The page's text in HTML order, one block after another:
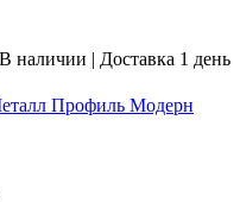
В наличии | Доставка 1 день
Профиль Модерн